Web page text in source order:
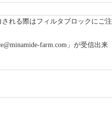
れる際はフィルタブロックにご注
farm.com」が受信出来